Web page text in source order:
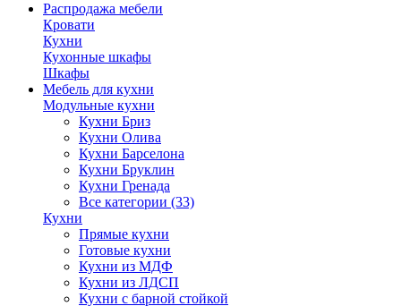
Распродажа мебели
Кровати
Кухни
Кухонные шкафы
Шкафы
Мебель для кухни
Модульные кухни
Кухни Бриз
Кухни Олива
Кухни Барселона
Кухни Бруклин
Кухни Гренада
Все категории (33)
Кухни
Прямые кухни
Готовые кухни
Кухни из МДФ
Кухни из ЛДСП
Кухни с барной стойкой